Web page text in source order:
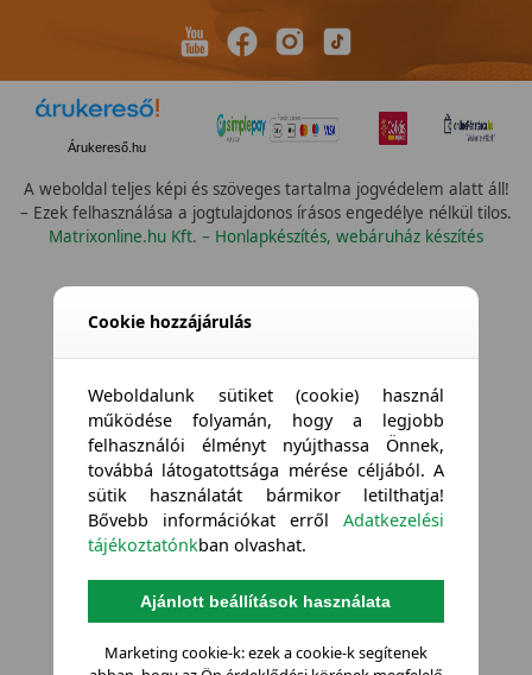
Árukereső.hu
A weboldal teljes képi és szöveges tartalma jogvédelem alatt áll!
– Ezek felhasználása a jogtulajdonos írásos engedélye nélkül tilos.
Matrixonline.hu Kft. – Honlapkészítés, webáruház készítés
Cookie hozzájárulás
Weboldalunk sütiket (cookie) használ
működése folyamán, hogy a legjobb
felhasználói élményt nyújthassa Önnek,
továbbá látogatottsága mérése céljából. A
sütik használatát bármikor letilthatja!
Bővebb információkat errőlAdatkezelési
tájékoztatónkban olvashat.
Ajánlott beállítások használata
Marketing cookie-k: ezek a cookie-k segítenek